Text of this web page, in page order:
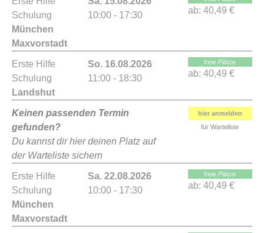
Schulung
München
Maxvorstadt
10:00 - 17:30
ab: 40,49 €
Erste Hilfe
Schulung
Landshut
So. 16.08.2026
11:00 - 18:30
freie Plätze
ab: 40,49 €
Keinen passenden Termin
gefunden?
Du kannst dir hier deinen Platz auf
der Warteliste sichern
hier anmelden
für Warteliste
Erste Hilfe
Schulung
München
Maxvorstadt
Sa. 22.08.2026
10:00 - 17:30
freie Plätze
ab: 40,49 €